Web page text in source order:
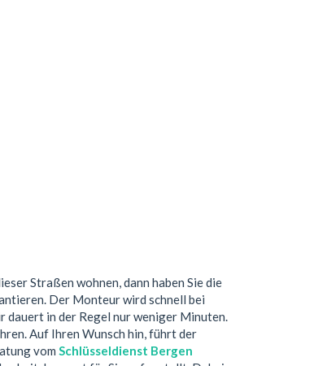
Straßen wohnen, dann haben Sie die
Der Monteur wird schnell bei
dauert in der Regel nur weniger Minuten.
Auf Ihren Wunsch hin, führt der
vom Schlüsseldienst Bergen